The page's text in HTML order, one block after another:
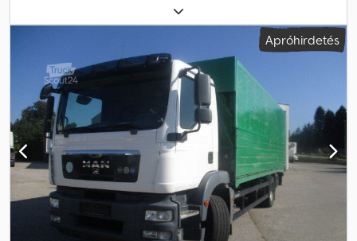
, össztömeg:
2 tengely, szín:narancssárga, hajtástípus:automata, kibocsátási
, teljes magasság:3 950
, rakodótér térfogata:48 m³, raktér hossza:
rakodótér szélesség:
, raktérmagasság:
Felszereltség:
ABS, emelőhátfal, légkondicionálás, Wingliner
billenő oldalfal-felépítmény „tető felett”, elektromos vezérlésű
hidraulikaszivattyúval, kábeles távvezérléssel, 3 db lyuksín a
padlóban és a mennyezetben teleszkópos rudakhoz, rétegelt
lemezpadló, BÄR emelőhátfal, típus: BC 2000S4, max.
emelőképesség 2000 kg, ABS, ASR, hátsó tengely differenciálzár,
motorfék, tempomat, klímaberendezés, multifunkciós
kormánykerék, fűthető és elektromosan állítható külső tükrök,
elektromos ablakemelők a vezető- és utasoldali ajtón, tetőablak,
Apróhirdetés